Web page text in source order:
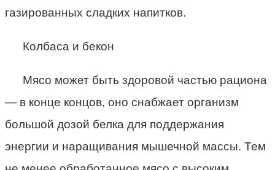
газированных сладких напитков.
Колбаса и бекон
Мясо может быть здоровой частью рациона
— в конце концов, оно снабжает организм
большой дозой белка для поддержания
энергии и наращивания мышечной массы. Тем